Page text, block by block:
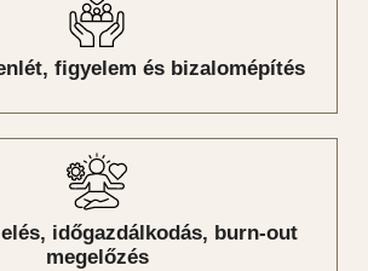
figyelem és bizalomépítés
időgazdálkodás, burn-out
megelőzés